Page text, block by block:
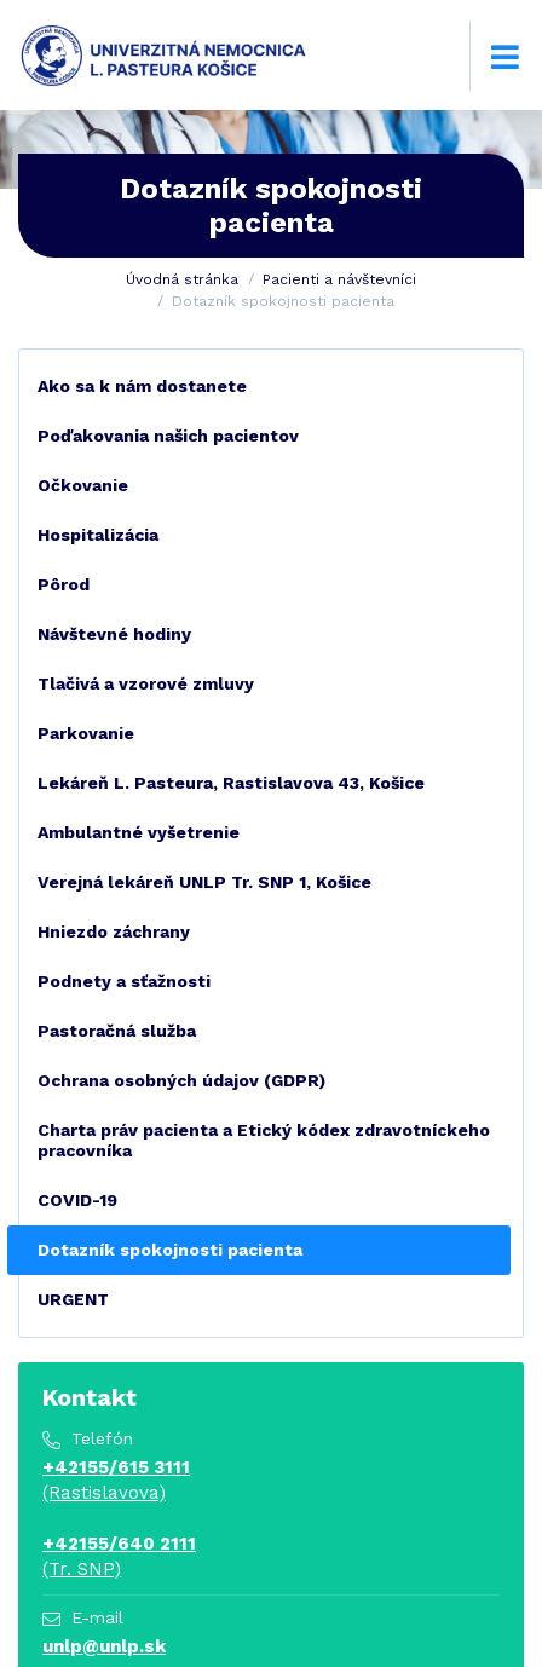
Dotazník spokojnosti
pacienta
Úvodná stránka
Pacienti a návštevníci
Dotazník spokojnosti pacienta
Ako sa k nám dostanete
Poďakovania našich pacientov
Očkovanie
Hospitalizácia
Pôrod
Návštevné hodiny
Tlačivá a vzorové zmluvy
Parkovanie
Lekáreň L. Pasteura, Rastislavova 43, Košice
Ambulantné vyšetrenie
Verejná lekáreň UNLP Tr. SNP 1, Košice
Hniezdo záchrany
Podnety a sťažnosti
Pastoračná služba
Ochrana osobných údajov (GDPR)
Charta práv pacienta a Etický kódex zdravotníckeho
pracovníka
COVID-19
Dotazník spokojnosti pacienta
URGENT
Kontakt
Telefón
+42155/615 3111
(Rastislavova)
+42155/640 2111
(Tr. SNP)
E-mail
unlp@unlp.sk